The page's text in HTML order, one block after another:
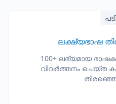
ലക്ഷ്യഭാഷ
100+ ലഭ്യമായ
വിവർത്തനം ചെയ്ത